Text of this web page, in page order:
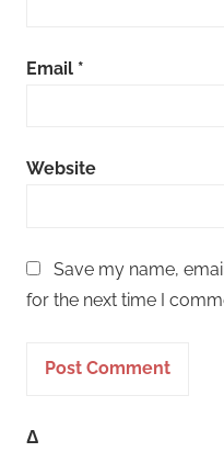
Email *
Website
Save my name,
for the next time I
Δ